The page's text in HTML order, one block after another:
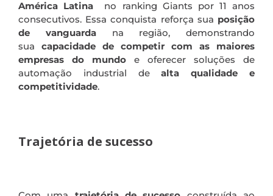
América Latina no ranking Giants por 11 anos
consecutivos. Essa conquista reforça sua posição
de vanguardana região, demonstrando
sua capacidade de competir com as maiores
empresas do mundo e oferecer soluções de
automação industrial dealta qualidade e
competitividade.
Trajetória de sucesso